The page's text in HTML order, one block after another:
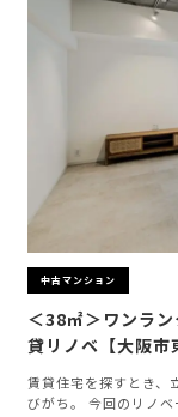
中古マンション
＜38㎡＞ワンラ
貸リノベ【大阪市
賃貸住宅を探すとき、
びがち。 今回のリノ